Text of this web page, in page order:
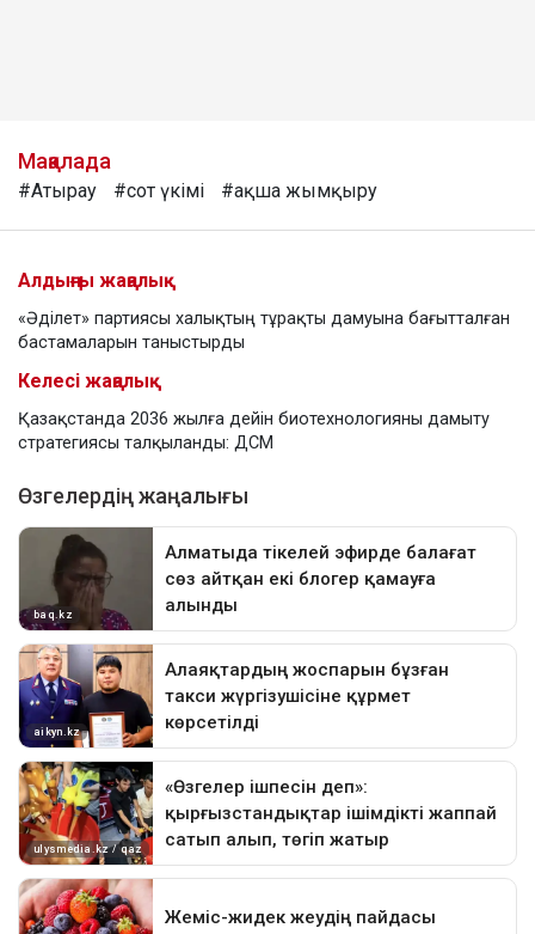
Мақалада
#Атырау #сот үкімі #ақша жымқыру
Алдыңғы жаңалық
«Әділет» партиясы халықтың тұрақты дамуына бағытталған
бастамаларын таныстырды
Келесі жаңалық
Қазақстанда 2036 жылға дейін биотехнологияны дамыту
стратегиясы талқыланды: ДСМ